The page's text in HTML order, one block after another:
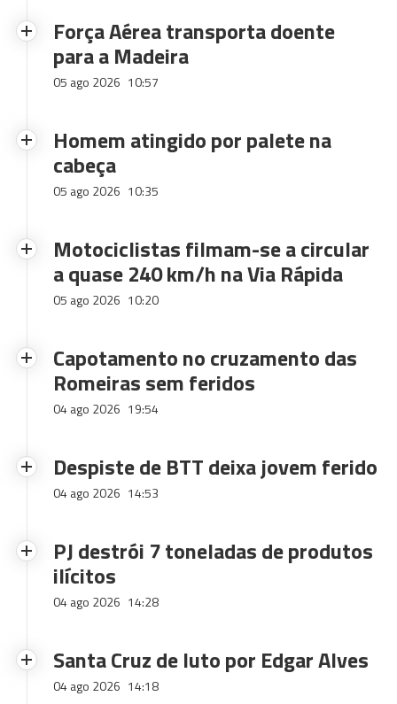
Força Aérea transporta doente
para a Madeira
05 ago 2026 10:57
Homem atingido por palete na
cabeça
05 ago 2026 10:35
Motociclistas filmam-se a circular
a quase 240 km/h na Via Rápida
05 ago 2026 10:20
Capotamento no cruzamento das
Romeiras sem feridos
04 ago 2026 19:54
Despiste de BTT deixa jovem ferido
04 ago 2026 14:53
PJ destrói 7 toneladas de produtos
ilícitos
04 ago 2026 14:28
Santa Cruz de luto por Edgar Alves
04 ago 2026 14:18